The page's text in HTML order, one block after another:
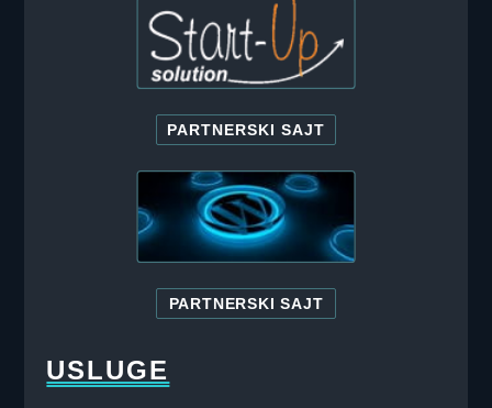
PARTNERSKI SAJT
PARTNERSKI SAJT
USLUGE